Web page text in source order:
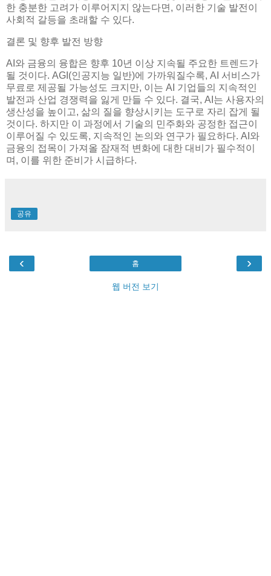
한 충분한 고려가 이루어지지 않는다면, 이러한 기술 발전이
사회적 갈등을 초래할 수 있다.
결론 및 향후 발전 방향
AI와 금융의 융합은 향후 10년 이상 지속될 주요한 트렌드가
될 것이다. AGI(인공지능 일반)에 가까워질수록, AI 서비스가
무료로 제공될 가능성도 크지만, 이는 AI 기업들의 지속적인
발전과 산업 경쟁력을 잃게 만들 수 있다. 결국, AI는 사용자의
생산성을 높이고, 삶의 질을 향상시키는 도구로 자리 잡게 될
것이다. 하지만 이 과정에서 기술의 민주화와 공정한 접근이
이루어질 수 있도록, 지속적인 논의와 연구가 필요하다. AI와
금융의 접목이 가져올 잠재적 변화에 대한 대비가 필수적이
며, 이를 위한 준비가 시급하다.
공유
‹ ›
홈
웹 버전 보기